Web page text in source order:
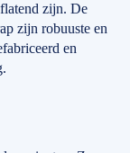
zijn. De
zijn robuuste en
en